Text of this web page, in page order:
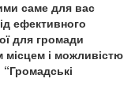
саме для вас
ефективного
для громади
місцем і можливістю